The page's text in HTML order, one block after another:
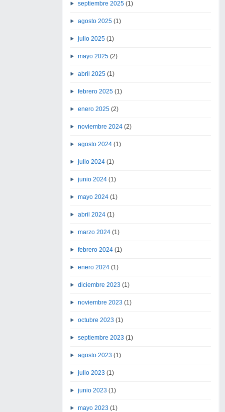
septiembre 2025(1)
agosto 2025(1)
julio 2025(1)
mayo 2025(2)
abril 2025(1)
febrero 2025(1)
enero 2025(2)
noviembre 2024(2)
agosto 2024(1)
julio 2024(1)
junio 2024(1)
mayo 2024(1)
abril 2024(1)
marzo 2024(1)
febrero 2024(1)
enero 2024(1)
diciembre 2023 (1)
noviembre 2023 (1)
octubre 2023 (1)
septiembre 2023 (1)
agosto 2023 (1)
julio 2023 (1)
junio 2023 (1)
mayo 2023 (1)